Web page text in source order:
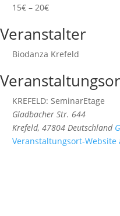
15€ – 20€
Veranstalter
Biodanza Krefeld
KREFELD: SeminarEtage
Gladbacher Str. 644
Krefeld, 47804 Deutschland
Veranstaltungsort-Website